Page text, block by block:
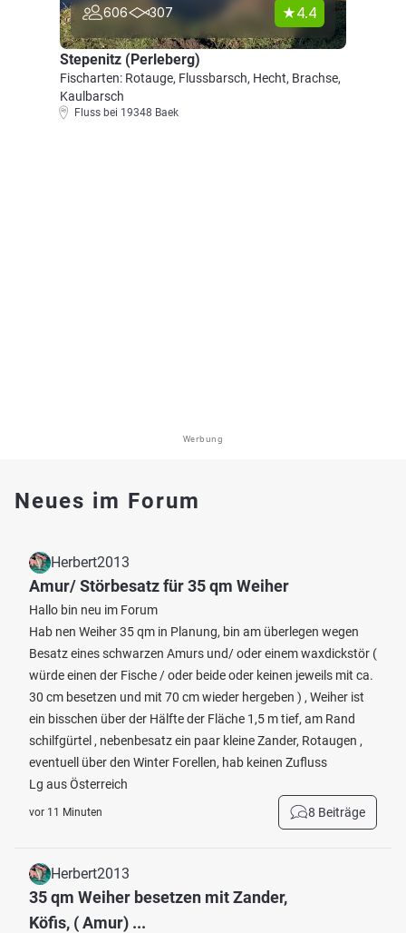
606 307 4.4
Stepenitz (Perleberg)
Fischarten: Rotauge, Flussbarsch, Hecht, Brachse,
Kaulbarsch
Fluss bei 19348 Baek
Werbung
Neues im Forum
Herbert2013
Amur/ Störbesatz für 35 qm Weiher
Hallo bin neu im Forum
Hab nen Weiher 35 qm in Planung, bin am überlegen wegen
Besatz eines schwarzen Amurs und/ oder einem waxdickstör (
würde einen der Fische / oder beide oder keinen jeweils mit ca.
30 cm besetzen und mit 70 cm wieder hergeben ) , Weiher ist
ein bisschen über der Hälfte der Fläche 1,5 m tief, am Rand
schilfgürtel , nebenbesatz ein paar kleine Zander, Rotaugen ,
eventuell über den Winter Forellen, hab keinen Zufluss
Lg aus Österreich
vor 11 Minuten 8 Beiträge
Herbert2013
35 qm Weiher besetzen mit Zander,
Köfis, ( Amur) ...